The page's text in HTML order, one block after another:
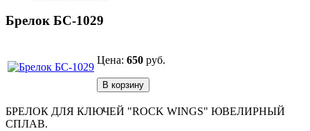
Брелок БС-1029
Цена: 650 руб.
БРЕЛОК ДЛЯ КЛЮЧЕЙ "ROCK WINGS" ЮВЕЛИРНЫЙ
СПЛАВ.